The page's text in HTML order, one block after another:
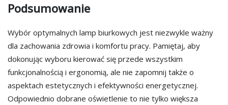
Podsumowanie
Wybór optymalnych lamp biurkowych jest niezwykle ważny
dla zachowania zdrowia i komfortu pracy. Pamiętaj, aby
dokonując wyboru kierować się przede wszystkim
funkcjonalnością i ergonomią, ale nie zapomnij także o
aspektach estetycznych i efektywności energetycznej.
Odpowiednio dobrane oświetlenie to nie tylko większa